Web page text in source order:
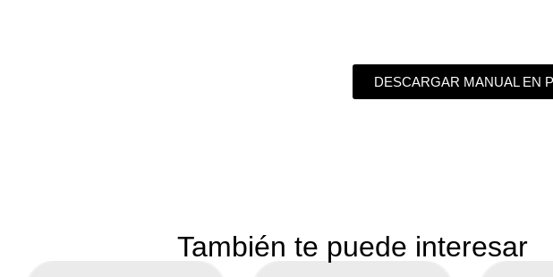
DESCARGAR MANUAL EN
También te puede interesar